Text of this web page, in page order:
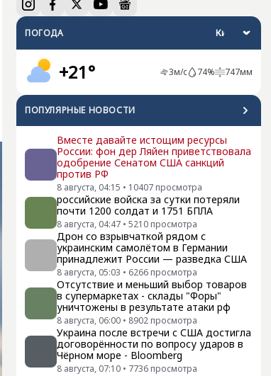
ПОГОДА
+21° 3м/с 74% 747мм
ПОПУЛЯРНЫЕ НОВОСТИ
Вместе давайте истощим ресурсы
России: фон дер Ляйен приветствовала
одобрение Сенатом США санкций
против РФ
8 августа, 04:15 • 10407 просмотра
российские войска за сутки потеряли
почти 1200 солдат и 1751 БПЛА
8 августа, 04:47 • 5210 просмотра
Дрон со взрывчаткой рядом с
украинским самолётом в Германии
принадлежит России — разведка США
8 августа, 05:03 • 6266 просмотра
Отсутствие и меньший выбор товаров
в супермаркетах - склады "Форы"
уничтожены в результате атаки рф
8 августа, 06:00 • 8902 просмотра
Украина после встречи с США достигла
договорённости по вопросу ударов в
Чёрном море - Bloomberg
8 августа, 07:10 • 7736 просмотра